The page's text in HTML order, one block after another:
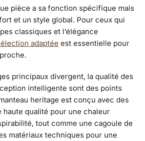
pièce a sa fonction spécifique mais
et un style global. Pour ceux qui
classiques et l’élégance
adaptée est essentielle pour
principaux divergent, la qualité des
intelligente sont des points
heritage est conçu avec des
qualité pour une chaleur
tout comme une cagoule de
matériaux techniques pour une